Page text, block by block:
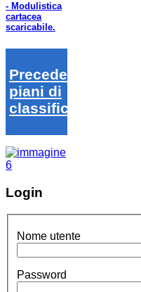
- Modulistica
cartacea
scaricabile.
Precedenti
piani di
classifica
Login
Nome utente
Password